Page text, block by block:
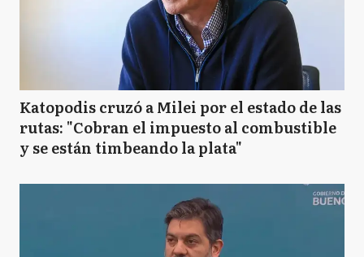
Katopodis cruzó a Milei por el estado de las
rutas: "Cobran el impuesto al combustible
y se están timbeando la plata"